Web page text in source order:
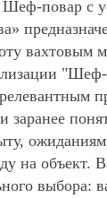
повар с
вахтовым
заранее
на объект.
выбора: